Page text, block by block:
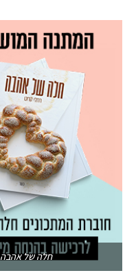
חלה של אהבה